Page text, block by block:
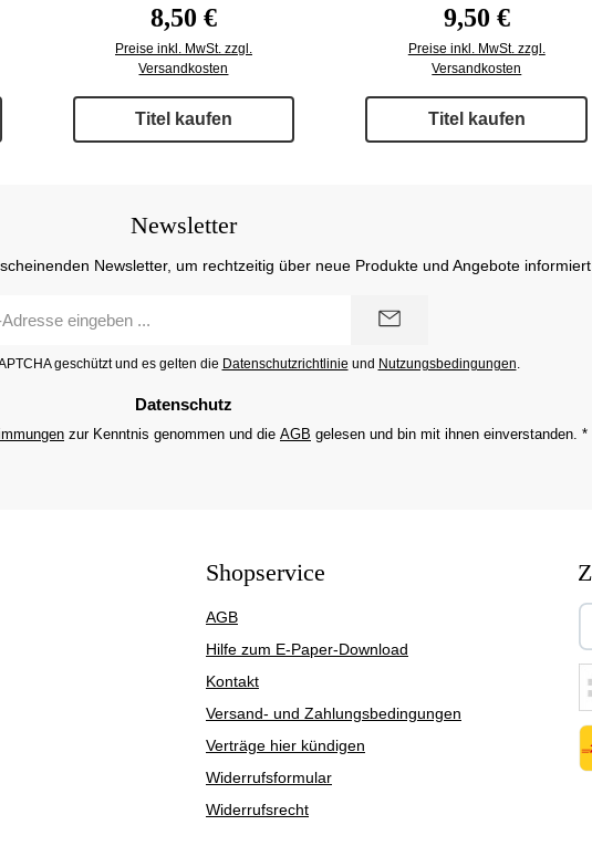
Regulärer Preis:
8,50 €
Preise inkl. MwSt. zzgl.
Versandkosten
Titel kaufen
Regulärer Preis:
9,50 €
Preise inkl. MwSt. zzgl.
Versandkosten
Titel kaufen
Newsletter
Newsletter, um rechtzeitig über neue Produkte und Angebote informiert
geschützt und es gelten die Datenschutzrichtlinie und Nutzungsbedingungen
Datenschutz
zur Kenntnis genommen und die AGB gelesen und bin mit ihnen einverstanden. *
Shopservice
AGB
Hilfe zum E-Paper-Download
Kontakt
Versand- und Zahlungsbedingungen
Verträge hier kündigen
Widerrufsformular
Widerrufsrecht